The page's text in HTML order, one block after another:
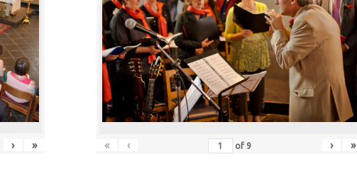
› » « ‹ of 9 › »